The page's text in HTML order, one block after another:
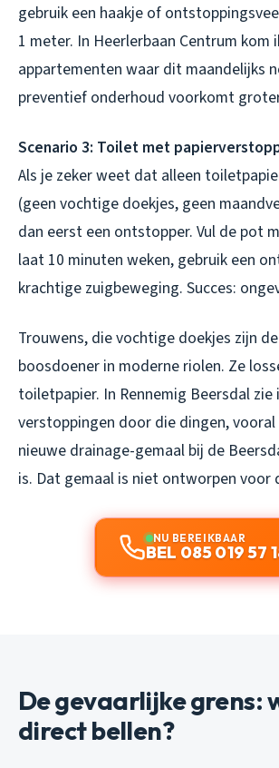
gebruik een haakje of
1 meter. In Heerlerbaan Centrum kom
appartementen waar dit maandelijks
preventief onderhoud voorkomt
Scenario 3: Toilet met
Als je zeker weet dat alleen
(geen vochtige doekjes, geen
dan eerst een ontstopper. Vul de pot
laat 10 minuten weken, gebruik een
krachtige zuigbeweging. Succes:
Trouwens, die vochtige doekjes zijn
boosdoener in moderne riolen. Ze
toiletpapier. In Rennemig Beersdal zie
verstoppingen door die dingen,
nieuwe drainage-gemaal bij de
is. Dat gemaal is niet ontworpen voor
NU BEREIKBAAR
BEL 085 019 57
De gevaarlijke grens:
direct bellen?